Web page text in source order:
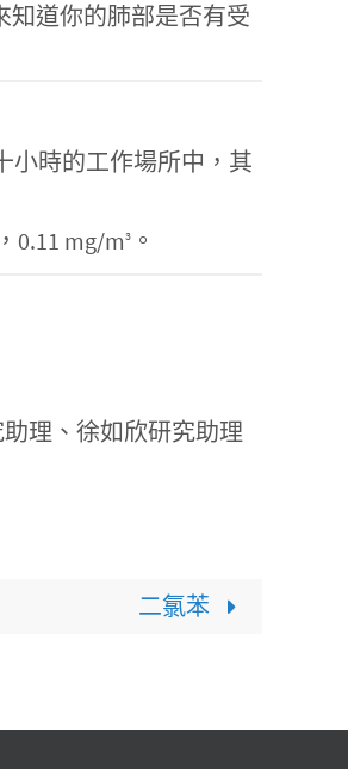
知道你的肺部是否有受
小時的工作場所中，其
0.11 mg/m3 。
理、徐如欣研究助理
二氯苯